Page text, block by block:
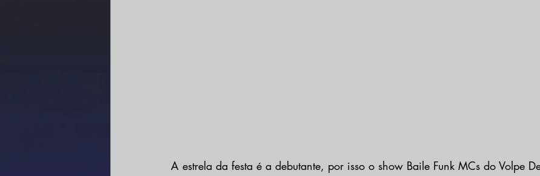
A estrela da festa é a debutante, por isso o show Baile Funk MCs do Volpe